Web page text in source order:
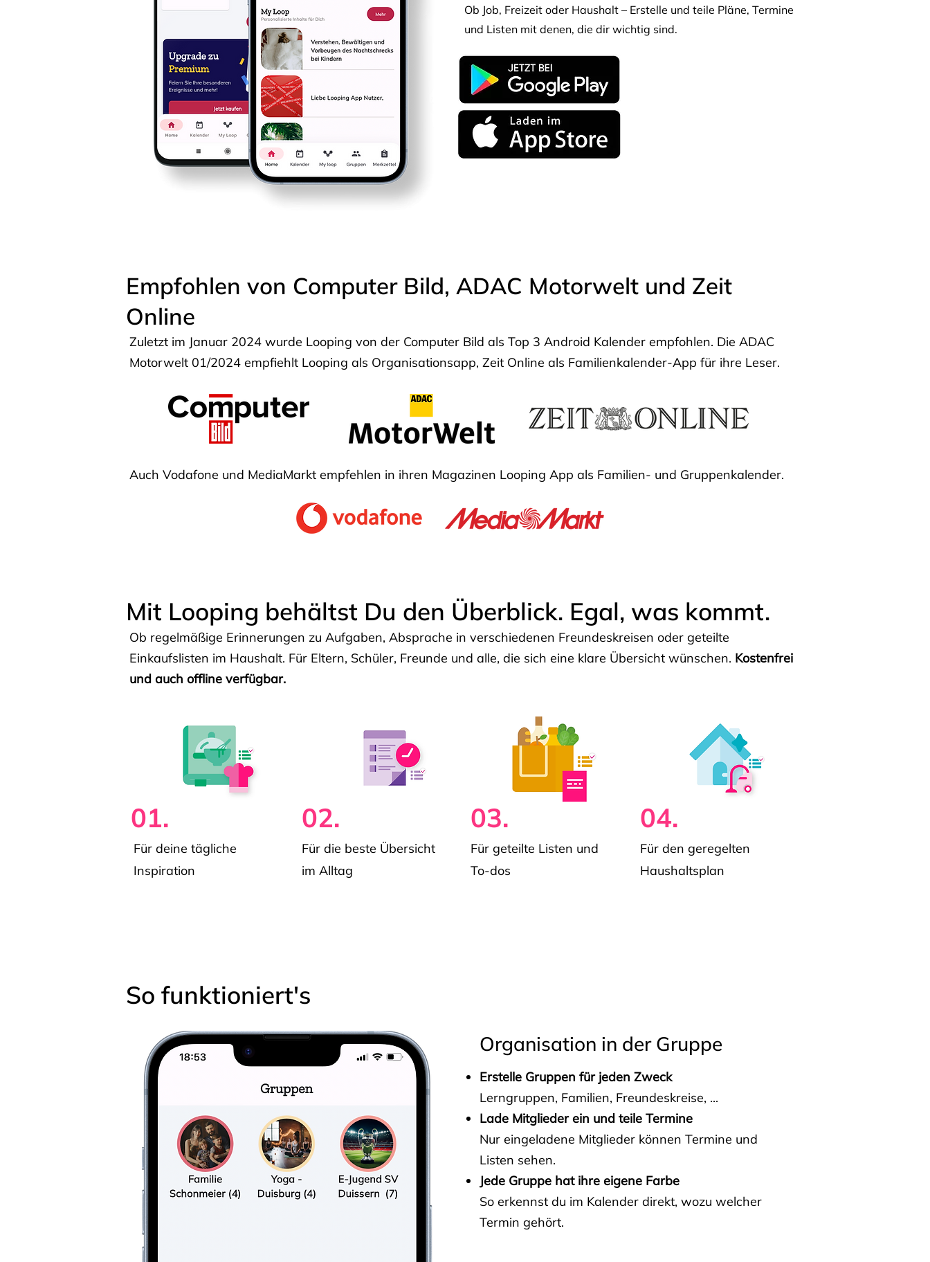
Ob Job, Freizeit oder Haushalt – Erstelle und teile Pläne, Termine
und Listen mit denen, die dir wichtig sind.
Empfohlen von Computer Bild, ADAC Motorwelt und Zeit
Online
Zuletzt im Januar 2024 wurde Looping von der Computer Bild als Top 3 Android Kalender empfohlen. Die ADAC
Motorwelt 01/2024 empfiehlt Looping als Organisationsapp, Zeit Online als Familienkalender-App für ihre Leser.
Auch Vodafone und MediaMarkt empfehlen in ihren Magazinen Looping App als Familien- und Gruppenkalender.
Mit Looping behältst Du den Überblick. Egal, was kommt.
Ob regelmäßige Erinnerungen zu Aufgaben, Absprache in verschiedenen Freundeskreisen oder geteilte
Einkaufslisten im Haushalt. Für Eltern, Schüler, Freunde und alle, die sich eine klare Übersicht wünschen. Kostenfrei
und auch offline verfügbar.
01.
Für deine tägliche
Inspiration
02.
Für die beste Übersicht
im Alltag
03.
Für geteilte Listen und
To-dos
04.
Für den geregelten
Haushaltsplan
So funktioniert's
Organisation in der Gruppe
Erstelle Gruppen für jeden Zweck
Lerngruppen, Familien, Freundeskreise, ...
Lade Mitglieder ein und teile Termine
Nur eingeladene Mitglieder können Termine und
Listen sehen.
Jede Gruppe hat ihre eigene Farbe
So erkennst du im Kalender direkt, wozu welcher
Termin gehört.